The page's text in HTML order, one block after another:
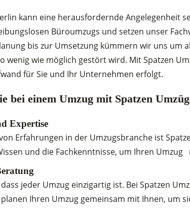
kann eine herausfordernde Angelegenheit
Büroumzugs und setzen unser
bis zur Umsetzung kümmern wir uns um
wenig wie möglich gestört wird. Mit Spatzen
für Sie und Ihr Unternehmen erfolgt.
bei einem Umzug mit Spatzen
Expertise
Erfahrungen in der Umzugsbranche ist
und die Fachkenntnisse, um Ihren
jeder Umzug einzigartig ist. Bei Spatzen
Ihren Umzug gemeinsam mit Ihnen, um